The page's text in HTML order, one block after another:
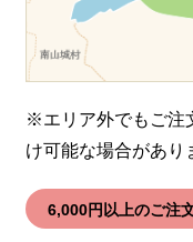
※エリア外でもご注
け可能な場合があり
6,000円以上のご注